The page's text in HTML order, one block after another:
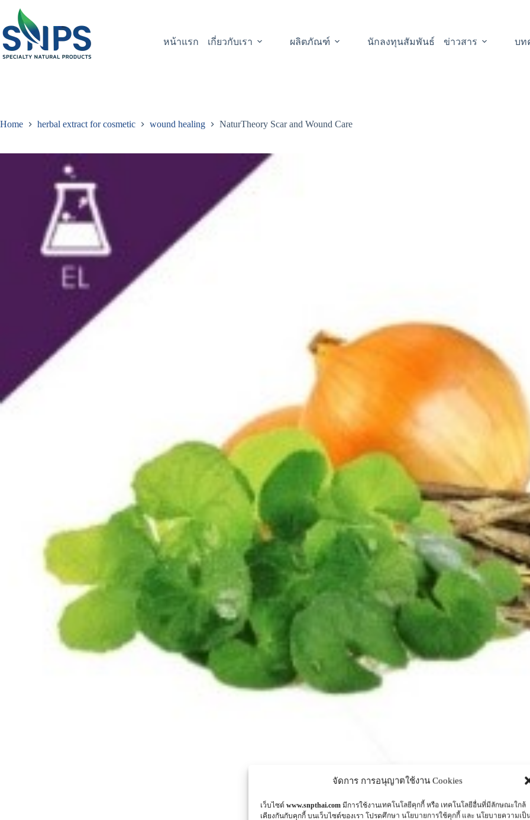
จัดการ การอนุญาตใช้งาน Cookies
เว็บไซต์ www.snpthai.com มีการใช้งานเทคโนโลยีคุกกี้ หรือ เทคโนโลยีอื่นที่มีลักษณะใกล้
เคียงกันกับคุกกี้ บนเว็บไซต์ของเรา โปรดศึกษา นโยบายการใช้คุกกี้ และ นโยบายความเป็
หน้าแรก เกี่ยวกับเรา ผลิตภัณฑ์ นักลงทุนสัมพันธ์ ข่าวสาร บท
Home herbal extract for cosmetic wound healing NaturTheory Scar and Wound Care